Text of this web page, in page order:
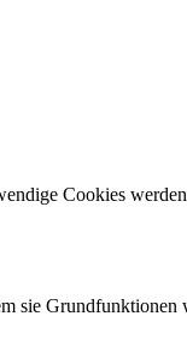
Cookies
sie